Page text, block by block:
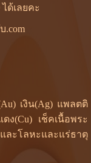
ด้เลยคะ
.com
เงิน(Ag) แพลตติ
ง(Cu) เช็คเนื้อพระ
ละโลหะและแร่ธาตุ